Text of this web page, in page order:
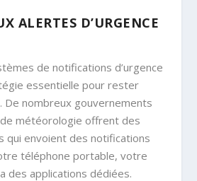
ALERTES D’URGENCE
de notifications d’urgence
essentielle pour rester
De nombreux gouvernements
météorologie offrent des
qui envoient des notifications
téléphone portable, votre
des applications dédiées.